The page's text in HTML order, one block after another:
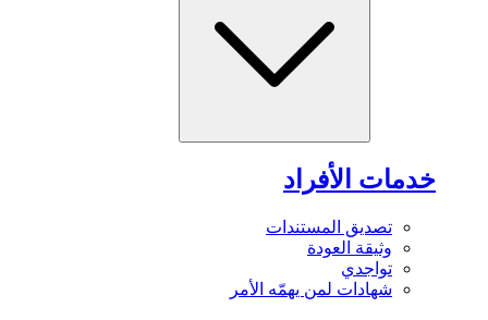
خدمات الأفراد
تصديق المستندات
وثيقة العودة
تواجدي
شهادات لمن يهمّه الأمر